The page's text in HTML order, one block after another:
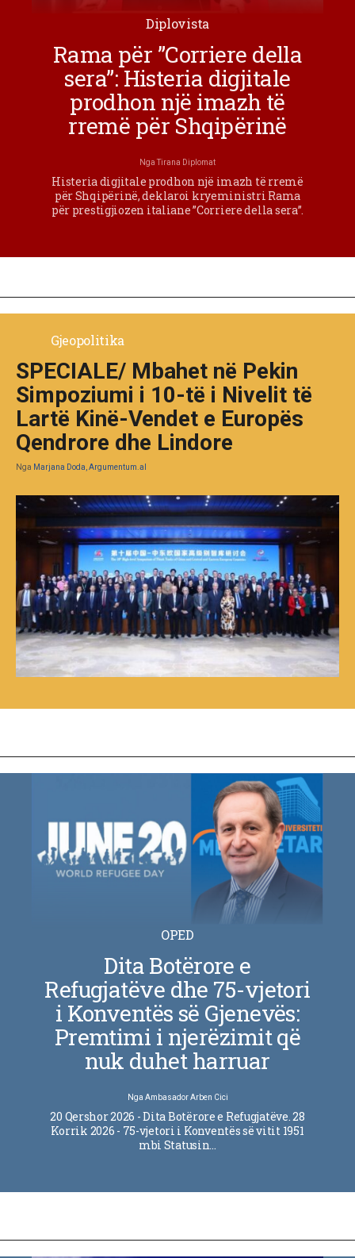
Diplovista
Rama për ”Corriere della
sera”: Histeria digjitale
prodhon një imazh të
rremë për Shqipërinë
NgaTirana Diplomat
Histeria digjitale prodhon një imazh të rremë
për Shqipërinë, deklaroi kryeministri Rama
për prestigjiozen italiane ”Corriere della sera”.
Gjeopolitika
SPECIALE/ Mbahet në Pekin
Simpoziumi i 10-të i Nivelit të
Lartë Kinë-Vendet e Europës
Qendrore dhe Lindore
Nga Marjana Doda, Argumentum.al
OPED
Dita Botërore e
Refugjatëve dhe 75-vjetori
i Konventës së Gjenevës:
Premtimi i njerëzimit që
nuk duhet harruar
Nga Ambasador Arben Cici
20 Qershor 2026 - Dita Botërore e Refugjatëve. 28
Korrik 2026 - 75-vjetori i Konventës së vitit 1951
mbi Statusin…